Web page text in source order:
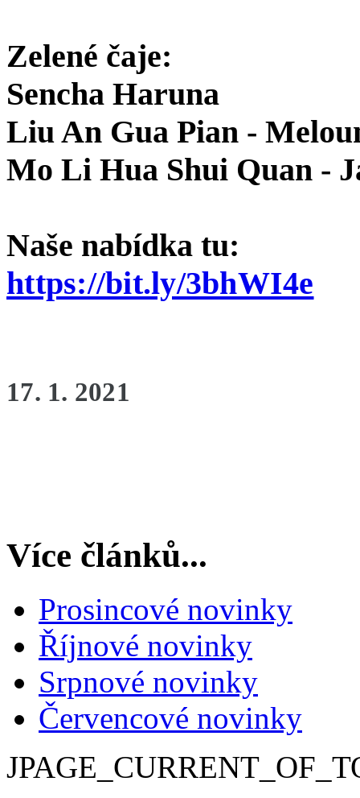
Zelené čaje:
Sencha Haruna
Liu An Gua Pian -
Mo Li Hua Shui Quan -
Naše nabídka tu:
https://bit.ly/3bhWI4e
17. 1. 2021
Více článků...
Prosincové novinky
Říjnové novinky
Srpnové novinky
Červencové novinky